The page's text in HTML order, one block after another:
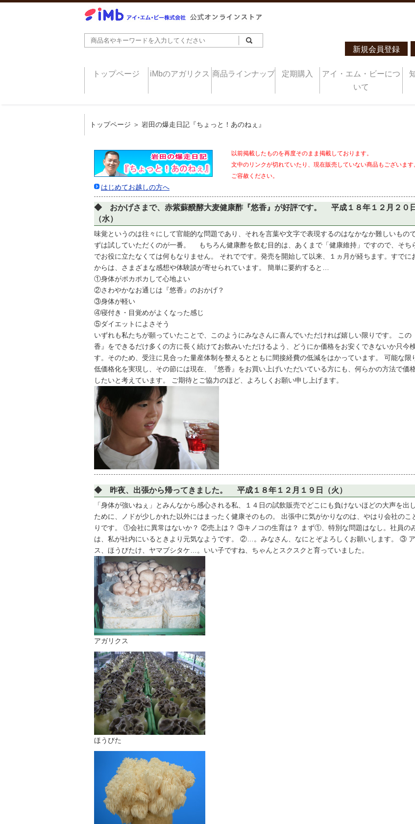
新規会員登録
トップページ iMbのアガリクス 商品ラインナップ 定期購入
アイ・エム・ビーにつ
いて
トップページ ＞ 岩田の爆走日記『ちょっと！あのねぇ』
以前掲載したものを再度そのまま掲載しております。
文中のリンクが切れていたり、現在販売していない商品もございます
ご容赦ください。
はじめてお越しの方へ
◆ おかげさまで、赤紫蘇醗酵大麦健康酢『悠香』が好評です。 平成１８年１２月２０日
（水）
味覚というのは往々にして官能的な問題であり、それを言葉や文字で表現するのはなかなか難しいもの
ずは試していただくのが一番。 もちろん健康酢を飲む目的は、あくまで「健康維持」ですので、そち
でお役に立たなくては何もなりません。 それでです。発売を開始して以来、１ヵ月が経ちます。すでに
からは、さまざまな感想や体験談が寄せられています。 簡単に要約すると…
①身体がポカポカして心地よい
②さわやかなお通じは『悠香』のおかげ？
③身体が軽い
④寝付き・目覚めがよくなった感じ
⑤ダイエットによさそう
いずれも私たちが願っていたことで、このようにみなさんに喜んでいただければ嬉しい限りです。 この
香』をできるだけ多くの方に長く続けてお飲みいただけるよう、どうにか価格をお安くできないか只今
す。そのため、受注に見合った量産体制を整えるとともに間接経費の低減をはかっています。 可能な限
低価格化を実現し、その節には現在、『悠香』をお買い上げいただいている方にも、何らかの方法で価
したいと考えています。 ご期待とご協力のほど、よろしくお願い申し上げます。
◆ 昨夜、出張から帰ってきました。 平成１８年１２月１９日（火）
「身体が強いねぇ」とみんなから感心される私、１４日の試飲販売でどこにも負けないほどの大声を出
ために、ノドが少しかれた以外にはまったく健康そのもの。 出張中に気がかりなのは、やはり会社のこ
りです。 ①会社に異常はないか？ ②売上は？ ③キノコの生育は？ まず①、特別な問題はなし。社員の
は、私が社内にいるときより元気なようです。 ②…。みなさん、なにとぞよろしくお願いします。 ③
ス、ほうびたけ、ヤマブシタケ…。いい子ですね、ちゃんとスクスクと育っていました。
アガリクス
ほうびた